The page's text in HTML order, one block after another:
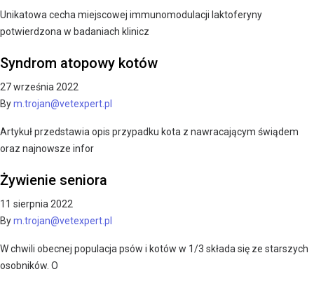
Unikatowa cecha miejscowej immunomodulacji laktoferyny
potwierdzona w badaniach klinicz
Syndrom atopowy kotów
27 września 2022
Bym.trojan@vetexpert.pl
Artykuł przedstawia opis przypadku kota z nawracającym świądem
oraz najnowsze infor
Żywienie seniora
11 sierpnia 2022
Bym.trojan@vetexpert.pl
W chwili obecnej populacja psów i kotów w 1/3 składa się ze starszych
osobników. O